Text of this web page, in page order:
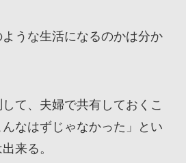
うな生活になるのかは分か
て、夫婦で共有しておくこ
なはずじゃなかった」とい
来る。